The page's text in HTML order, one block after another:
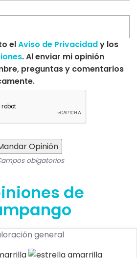
elAviso de Privacidady los
. Al enviar mi opinión
preguntas y comentarios
Opinión
obigatorios
de
general